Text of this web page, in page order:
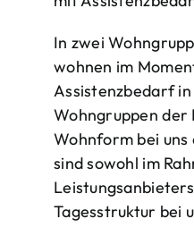
In zwei
wohnen im
Assistenzbedarf in
Wohngruppen der
Wohnform bei uns
sind sowohl im
Tagesstruktur bei